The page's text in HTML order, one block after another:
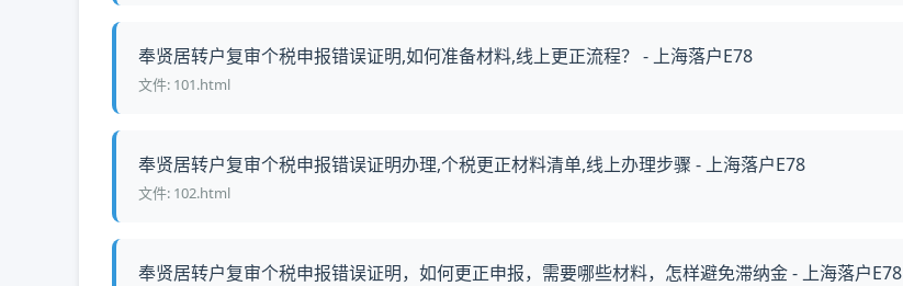
奉贤居转户复审个税申报错误证明,如何准备材料,线上更正流程？ - 上海落户E78
文件: 101.html
奉贤居转户复审个税申报错误证明办理,个税更正材料清单,线上办理步骤 - 上海落户E78
文件: 102.html
奉贤居转户复审个税申报错误证明，如何更正申报，需要哪些材料，怎样避免滞纳金 - 上海落户E78